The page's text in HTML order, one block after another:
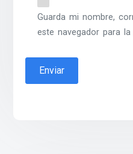
Guarda mi nombre,
este navegador para